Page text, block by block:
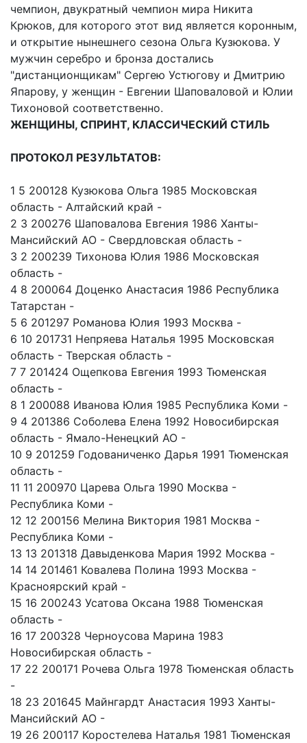
чемпион, двукратный чемпион мира Никита
Крюков, для которого этот вид является коронным,
и открытие нынешнего сезона Ольга Кузюкова. У
мужчин серебро и бронза достались
"дистанционщикам" Сергею Устюгову и Дмитрию
Япарову, у женщин - Евгении Шаповаловой и Юлии
Тихоновой соответственно.
ЖЕНЩИНЫ, СПРИНТ, КЛАССИЧЕСКИЙ СТИЛЬ
ПРОТОКОЛ РЕЗУЛЬТАТОВ:
1 5 200128 Кузюкова Ольга 1985 Московская
область - Алтайский край -
2 3 200276 Шаповалова Евгения 1986 Ханты-
Мансийский АО - Свердловская область -
3 2 200239 Тихонова Юлия 1986 Московская
область -
4 8 200064 Доценко Анастасия 1986 Республика
Татарстан -
5 6 201297 Романова Юлия 1993 Москва -
6 10 201731 Непряева Наталья 1995 Московская
область - Тверская область -
7 7 201424 Ощепкова Евгения 1993 Тюменская
область -
8 1 200088 Иванова Юлия 1985 Республика Коми -
9 4 201386 Соболева Елена 1992 Новосибирская
область - Ямало-Ненецкий АО -
10 9 201259 Годованиченко Дарья 1991 Тюменская
область -
11 11 200970 Царева Ольга 1990 Москва -
Республика Коми -
12 12 200156 Мелина Виктория 1981 Москва -
Республика Коми -
13 13 201318 Давыденкова Мария 1992 Москва -
14 14 201461 Ковалева Полина 1993 Москва -
Красноярский край -
15 16 200243 Усатова Оксана 1988 Тюменская
область -
16 17 200328 Черноусова Марина 1983
Новосибирская область -
17 22 200171 Рочева Ольга 1978 Тюменская область
-
18 23 201645 Майнгардт Анастасия 1993 Ханты-
Мансийский АО -
19 26 200117 Коростелева Наталья 1981 Тюменская